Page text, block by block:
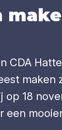
CDA
maken
18
een